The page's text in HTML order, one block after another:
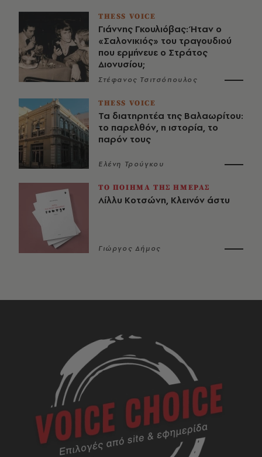
THESS VOICE
Γιάννης Γκουλιόβας: Ήταν ο
«Σαλονικιός» του τραγουδιού
που ερμήνευε ο Στράτος
Διονυσίου;
Στέφανος Τσιτσόπουλος
THESS VOICE
Τα διατηρητέα της Βαλαωρίτου:
το παρελθόν, η ιστορία, το
παρόν τους
Ελένη Τρούγκου
ΤΟ ΠΟΙΗΜΑ ΤΗΣ ΗΜΕΡΑΣ
Λίλλυ Κοτσώνη, Κλεινόν άστυ
Γιώργος Δήμος